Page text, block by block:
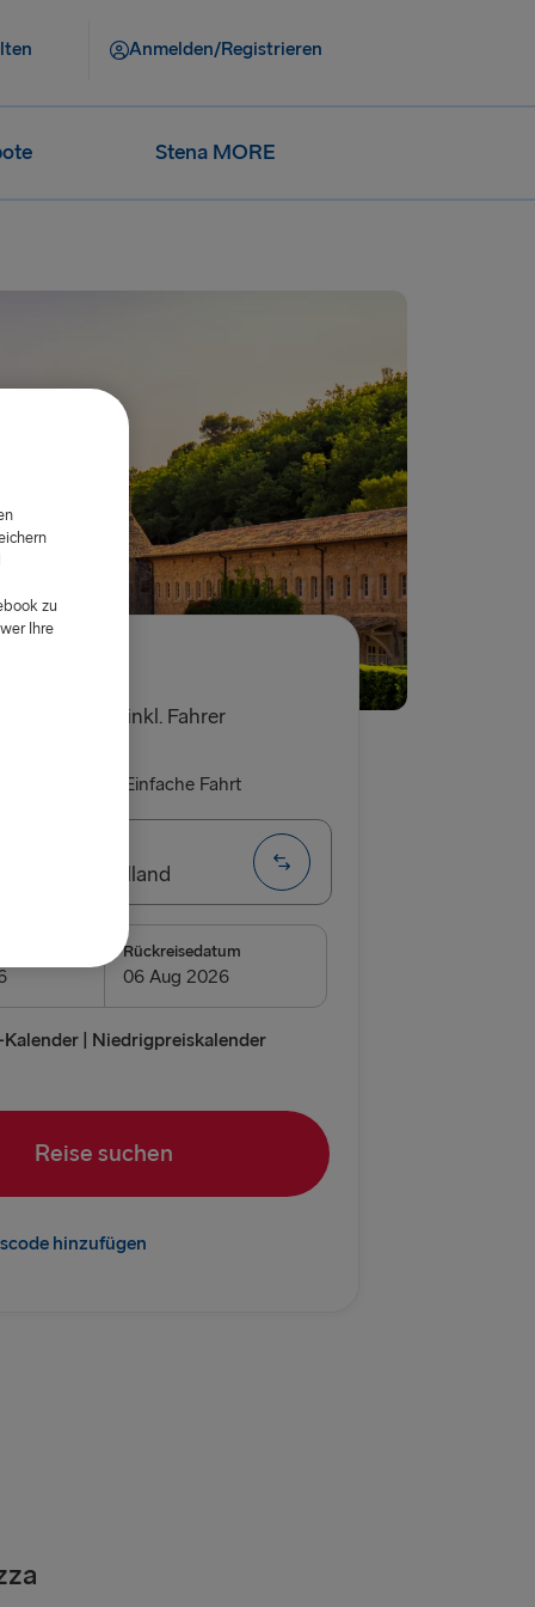
Anmelden/Registrieren
Stena MORE
für ein Auto inkl. Fahrer
Einfache Fahrt
van Holland
Rostock
Ventspils
Rückreisedatum
| Niedrigpreiskalender
Reise suchen
hinzufügen
zu
Ihre